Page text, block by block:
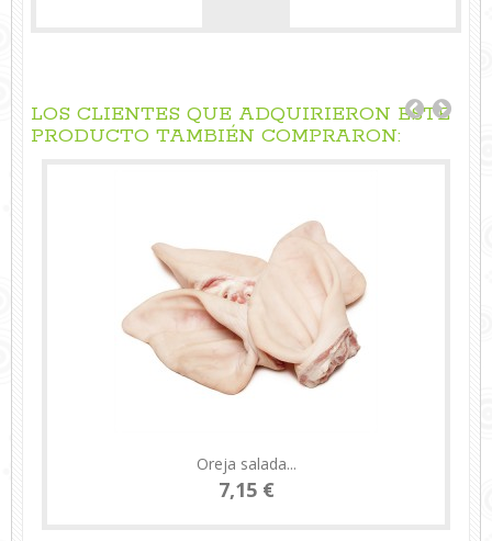
LOS CLIENTES QUE ADQUIRIERON ESTE
PRODUCTO TAMBIÉN COMPRARON:
Oreja salada...
7,15 €